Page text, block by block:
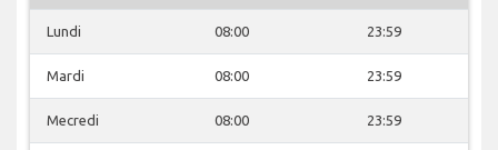
Lundi 08:00 23:59
Mardi 08:00 23:59
Mecredi 08:00 23:59